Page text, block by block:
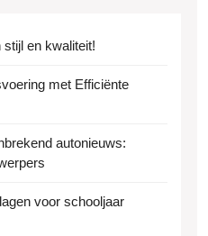
en kwaliteit!
met Efficiënte
autonieuws:
voor schooljaar